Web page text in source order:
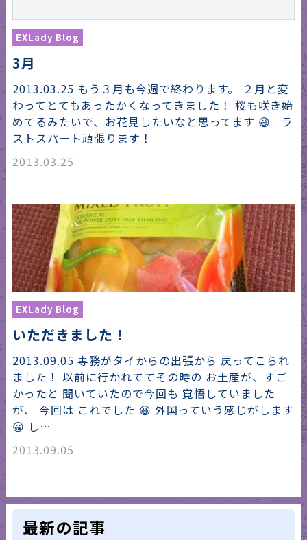
EXLady Blog
3月
2013.03.25 もう３月も今週で終わります。 ２月と変
わってとてもあったかくなってきました！ 桜も咲き始
めてるみたいで、お花見したいなと思ってます 😆 ラ
ストスパート頑張ります！
2013.03.25
EXLady Blog
いただきました！
2013.09.05 専務がタイからの出張から 戻ってこられ
ました！ 以前に行かれててその時の お土産が、すご
かったと 聞いていたので今回も 覚悟していました
が、 今回は これでした 😀 外国っていう感じがします
😀 し…
2013.09.05
最新の記事